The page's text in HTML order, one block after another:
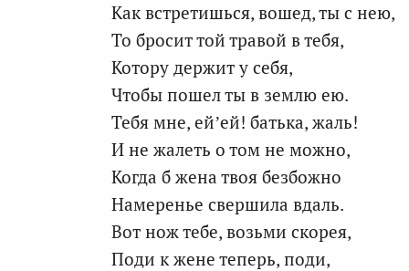
Как встретишься, вошед, ты с нею,
То бросит той травой в тебя,
Котору держит у себя,
Чтобы пошел ты в землю ею.
Тебя мне, ей’ей! батька, жаль!
И не жалеть о том не можно,
Когда б жена твоя безбожно
Намеренье свершила вдаль.
Вот нож тебе, возьми скорея,
Поди к жене теперь, поди,